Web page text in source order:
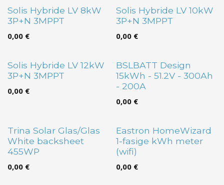
Solis Hybride LV 8kW
3P+N 3MPPT
0,00 €
Solis Hybride LV 10kW
3P+N 3MPPT
0,00€
Solis Hybride LV 12kW
3P+N 3MPPT
0,00 €
BSLBATT Design
15kWh - 51.2V - 300Ah
- 200A
0,00€
Trina Solar Glas/Glas
White backsheet
455WP
0,00 €
Eastron HomeWizard
1-fasige kWh meter
(wifi)
0,00€